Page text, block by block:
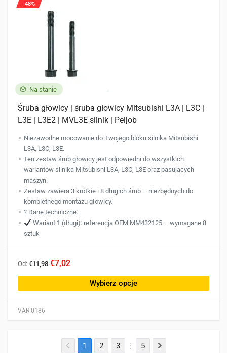
Na stanie
VAR-0186
-48%
Śruba głowicy | śruba głowicy Mitsubishi L3A | L3C |
L3E | L3E2 | MVL3E silnik | Peljob
Niezawodne mocowanie do Twojego bloku silnika Mitsubishi
L3A, L3C, L3E.
Ten zestaw śrub głowicy jest odpowiedni do wszystkich
wariantów silnika Mitsubishi L3A, L3C, L3E oraz pasujących
maszyn.
Zestaw zawiera 3 krótkie i 8 długich śrub – niezbędnych do
kompletnego montażu głowicy.
? Dane techniczne:
Wariant 1 (długi): referencja OEM MM432125 – wymagane 8
sztuk
Od: €11,98 €7,02
Wybierz opcje
produkt
ma
wiele
Opcje
1 2 3
5